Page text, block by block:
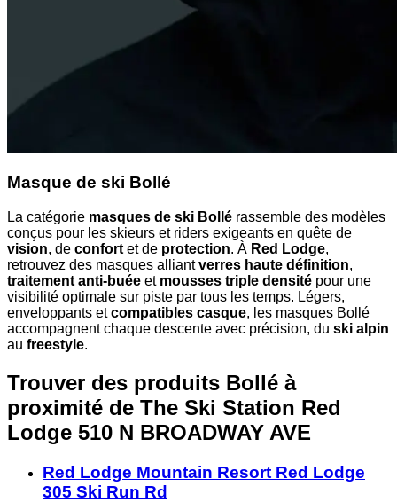
Masque de ski Bollé
La catégorie masques de ski Bollé rassemble des modèles
conçus pour les skieurs et riders exigeants en quête de
vision, de confort et de protection. À Red Lodge,
retrouvez des masques alliantverres haute définition,
traitement anti-buée et mousses triple densité pour une
visibilité optimale sur piste par tous les temps. Légers,
enveloppants etcompatibles casque, les masques Bollé
accompagnent chaque descente avec précision, du ski alpin
au freestyle.
Trouver des produits Bollé à
proximité de The Ski Station Red
Lodge 510 N BROADWAY AVE
Red Lodge Mountain Resort Red Lodge
305 Ski Run Rd